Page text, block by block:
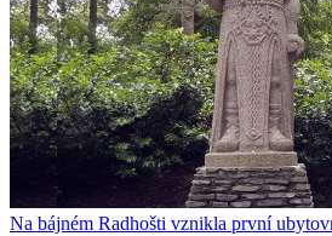
Na bájném Radhošti vznikla první